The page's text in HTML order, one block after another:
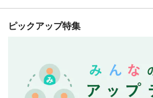
ピックアップ特集